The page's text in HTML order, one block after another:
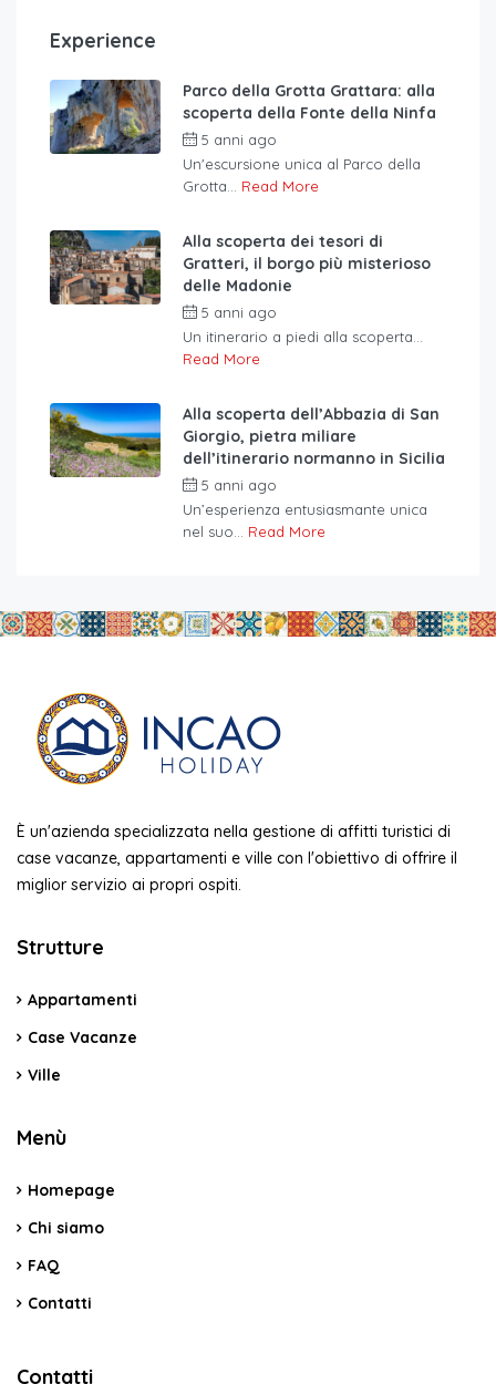
Experience
Parco della Grotta Grattara: alla
scoperta della Fonte della Ninfa
5 anni ago
Un'escursione unica al Parco della
Grotta... Read More
Alla scoperta dei tesori di
Gratteri, il borgo più misterioso
delle Madonie
5 anni ago
Un itinerario a piedi alla scoperta...
Read More
Alla scoperta dell’Abbazia di San
Giorgio, pietra miliare
dell’itinerario normanno in Sicilia
5 anni ago
Un’esperienza entusiasmante unica
nel suo... Read More
È un'azienda specializzata nella gestione di affitti turistici di
case vacanze, appartamenti e ville con l'obiettivo di offrire il
miglior servizio ai propri ospiti.
Strutture
Appartamenti
Case Vacanze
Ville
Menù
Homepage
Chi siamo
FAQ
Contatti
Contatti